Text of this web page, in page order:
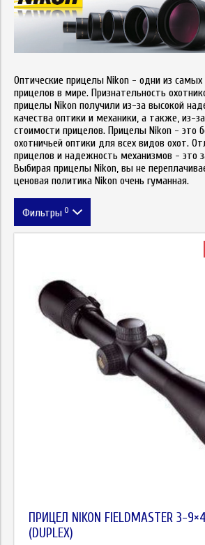
Оптические прицелы Nikon - одни из самых
прицелов в мире. Признательность
прицелы Nikon получили из-за высокой
качества оптики и механики, а также, из-
стоимости прицелов. Прицелы Nikon - это
охотничьей оптики для всех видов охот.
прицелов и надежность механизмов - это
Выбирая прицелы Nikon, вы не
ценовая политика Nikon очень гуманная.
Фильтры 0
ПРИЦЕЛ NIKON FIELDMASTER 3-
(DUPLEX)